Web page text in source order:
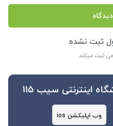
ثبت نشده
ثبت میکند
اینترنتی سیب 115
وب اپلیکشن ios